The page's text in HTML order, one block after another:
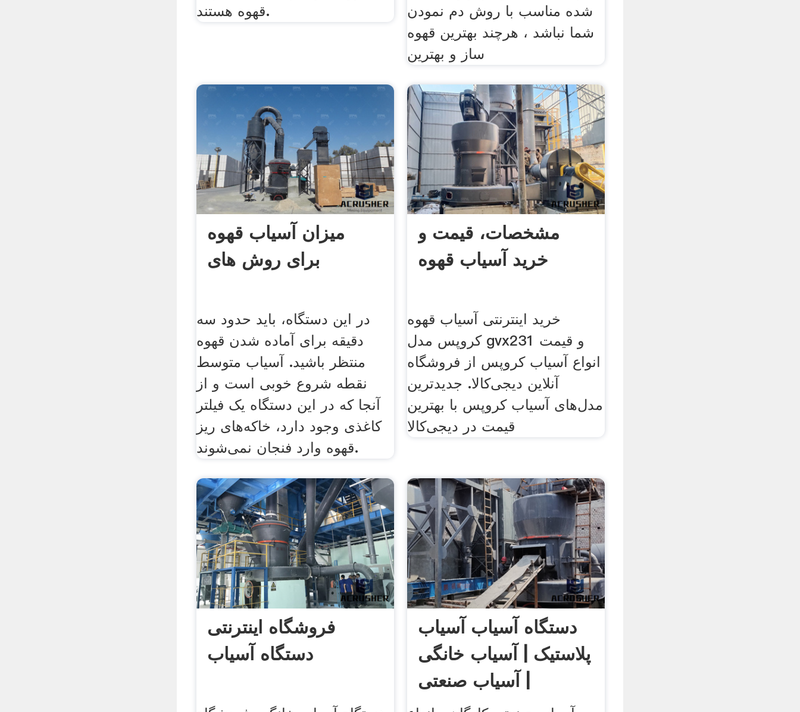
قهوه هستند.
شده مناسب با روش دم نمودن
شما نباشد ، هرچند بهترین قهوه
ساز و بهترین
میزان آسیاب قهوه
برای روش های
در این دستگاه، باید حدود سه
دقیقه برای آماده شدن قهوه
منتظر باشید. آسیاب متوسط
نقطه شروع خوبی است و از
آنجا که در این دستگاه یک فیلتر
کاغذی وجود دارد، خاکه‌های ریز
قهوه وارد فنجان نمی‌شوند.
مشخصات، قیمت و
خرید آسیاب قهوه
خرید اینترنتی آسیاب قهوه
کروپس مدل gvx231 و قیمت
انواع آسیاب کروپس از فروشگاه
آنلاین دیجی‌کالا. جدیدترین
مدل‌های آسیاب کروپس با بهترین
قیمت در دیجی‌کالا
فروشگاه اینترنتی
دستگاه آسیاب
دستگاه آسیاب آسیاب
پلاستیک | آسیاب خانگی
| آسیاب صنعتی